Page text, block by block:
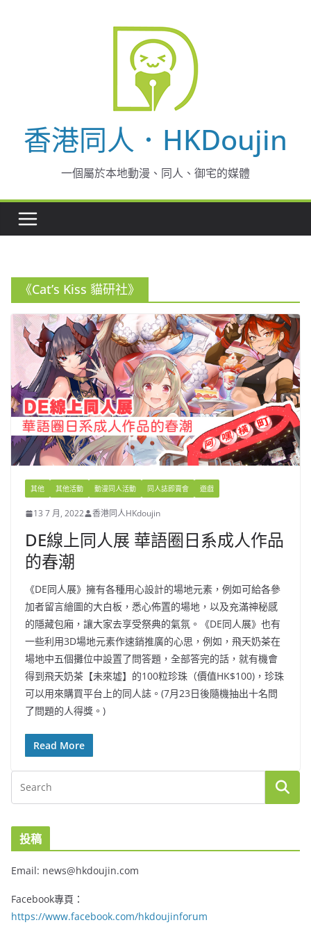
香港同人．HKDoujin
一個屬於本地動漫、同人、御宅的媒體
《Cat’s Kiss 貓研社》
其他 其他活動 動漫同人活動 同人誌即賣會 遊戲
13 7 月, 2022 香港同人HKdoujin
DE線上同人展 華語圈日系成人作品
的春潮
《DE同人展》擁有各種用心設計的場地元素，例如可給各參
加者留言繪圖的大白板，悉心佈置的場地，以及充滿神秘感
的隱藏包廂，讓大家去享受祭典的氣氛。《DE同人展》也有
一些利用3D場地元素作速銷推廣的心思，例如，飛天奶茶在
場地中五個攤位中設置了問答題，全部答完的話，就有機會
得到飛天奶茶【未來墟】的100粒珍珠（價值HK$100)，珍珠
可以用來購買平台上的同人誌。(7月23日後隨機抽出十名問
了問題的人得獎。)
Read More
投稿
Email: news@hkdoujin.com
Facebook專頁：
https://www.facebook.com/hkdoujinforum